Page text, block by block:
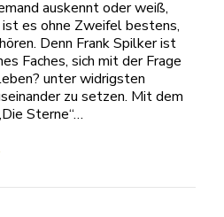
auskennt oder weiß,
ist es ohne Zweifel bestens,
Denn Frank Spilker ist
Faches, sich mit der Frage
unter widrigsten
zu setzen. Mit dem
Sterne“…